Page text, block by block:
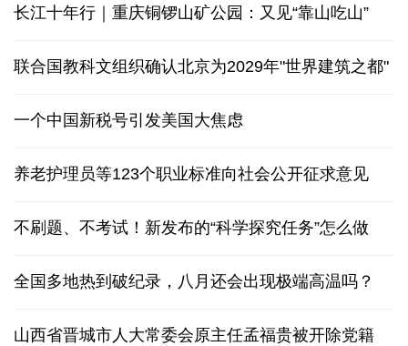
长江十年行｜重庆铜锣山矿公园：又见“靠山吃山”
联合国教科文组织确认北京为2029年"世界建筑之都"
一个中国新税号引发美国大焦虑
养老护理员等123个职业标准向社会公开征求意见
不刷题、不考试！新发布的“科学探究任务”怎么做
全国多地热到破纪录，八月还会出现极端高温吗？
山西省晋城市人大常委会原主任孟福贵被开除党籍